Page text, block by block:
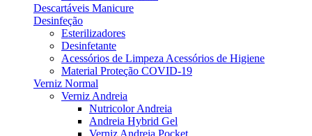
Descartáveis Manicure
Desinfeção
Esterilizadores
Desinfetante
Acessórios de Limpeza Acessórios de Higiene
Material Proteção COVID-19
Verniz Normal
Verniz Andreia
Nutricolor Andreia
Andreia Hybrid Gel
Verniz Andreia Pocket